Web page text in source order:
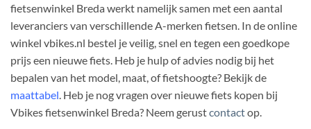
fietsenwinkel Breda werkt namelijk samen met een aantal
leveranciers van verschillende A-merken fietsen. In de online
winkel vbikes.nl bestel je veilig, snel en tegen een goedkope
prijs een nieuwe fiets. Heb je hulp of advies nodig bij het
bepalen van het model, maat, of fietshoogte? Bekijk de
maattabel . Heb je nog vragen over nieuwe fiets kopen bij
Vbikes fietsenwinkel Breda? Neem gerustcontactop.